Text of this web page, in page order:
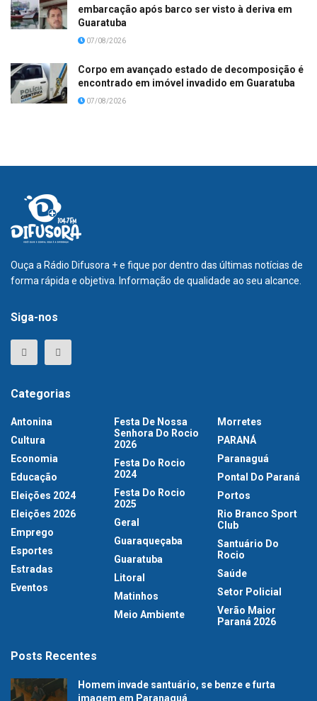
embarcação após barco ser visto à deriva em
Guaratuba
07/08/2026
Corpo em avançado estado de decomposição é
encontrado em imóvel invadido em Guaratuba
07/08/2026
Ouça a Rádio Difusora + e fique por dentro das últimas notícias de
forma rápida e objetiva. Informação de qualidade ao seu alcance.
Siga-nos
Categorias
Antonina
Cultura
Economia
Educação
Eleições 2024
Eleições 2026
Emprego
Esportes
Estradas
Eventos
Festa De Nossa
Senhora Do Rocio
2026
Festa Do Rocio
2024
Festa Do Rocio
2025
Geral
Guaraqueçaba
Guaratuba
Litoral
Matinhos
Meio Ambiente
Morretes
PARANÁ
Paranaguá
Pontal Do Paraná
Portos
Rio Branco Sport
Club
Santuário Do
Rocio
Saúde
Setor Policial
Verão Maior
Paraná 2026
Posts Recentes
Homem invade santuário, se benze e furta
imagem em Paranaguá